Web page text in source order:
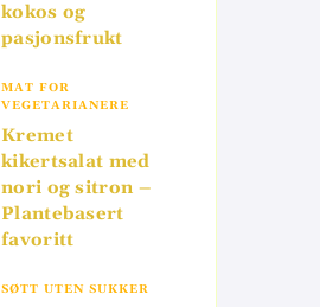
kokos og
pasjonsfrukt
MAT FOR
VEGETARIANERE
Kremet
kikertsalat med
nori og sitron –
Plantebasert
favoritt
SØTT UTEN SUKKER